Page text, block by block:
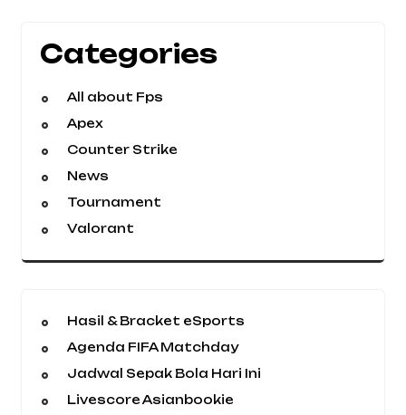
Categories
All about Fps
Apex
Counter Strike
News
Tournament
Valorant
Hasil & Bracket eSports
Agenda FIFA Matchday
Jadwal Sepak Bola Hari Ini
Livescore Asianbookie